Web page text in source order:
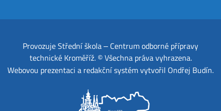
ProvozujeStřední škola ‒ Centrum odborné přípravy
technické Kroměříž. © Všechna práva vyhrazena.
Webovou prezentaci a redakční systémvytvořil Ondřej Budín.